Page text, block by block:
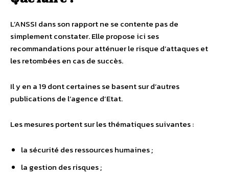
L’ANSSI dans son rapport ne se contente pas de
simplement constater. Elle propose ici ses
recommandations pour atténuer le risque d’attaques et
les retombées en cas de succès.
Il y en a 19 dont certaines se basent sur d’autres
publications de l’agence d’Etat.
Les mesures portent sur les thématiques suivantes :
la sécurité des ressources humaines ;
la gestion des risques ;